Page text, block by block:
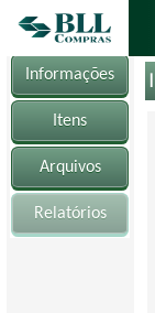
Informações
Itens
Arquivos
Relatórios